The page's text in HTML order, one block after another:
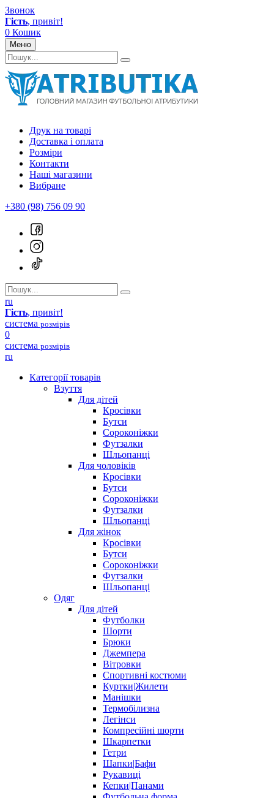
Звонок
Гість, привіт!
0 Кошик
Меню
Друк на товарі
Доставка і оплата
Розміри
Контакти
Наші магазини
Вибране
+380 (98) 756 09 90
ru
Гість, привіт!
система розмірів
0
система розмірів
ru
Категорії товарів
Взуття
Для дітей
Кросівки
Бутси
Сороконіжки
Футзалки
Шльопанці
Для чоловіків
Кросівки
Бутси
Сороконіжки
Футзалки
Шльопанці
Для жінок
Кросівки
Бутси
Сороконіжки
Футзалки
Шльопанці
Одяг
Для дітей
Футболки
Шорти
Брюки
Джемпера
Вітровки
Спортивні костюми
Куртки|Жилети
Манішки
Термобілизна
Легінси
Компресійні шорти
Шкарпетки
Гетри
Шапки|Бафи
Рукавиці
Кепки|Панами